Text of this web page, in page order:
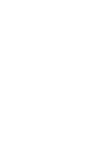
চিত্র
কোষাগারে ফিরল